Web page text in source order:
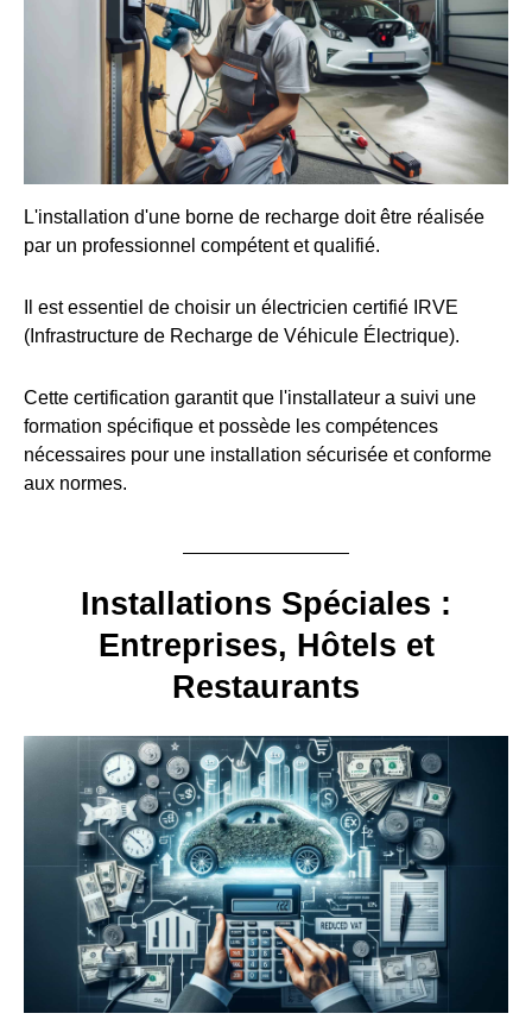
L'installation d'une borne de recharge doit être réalisée
par un professionnel compétent et qualifié.
Il est essentiel de choisir un électricien certifié IRVE
(Infrastructure de Recharge de Véhicule Électrique).
Cette certification garantit que l'installateur a suivi une
formation spécifique et possède les compétences
nécessaires pour une installation sécurisée et conforme
aux normes.
Installations Spéciales :
Entreprises, Hôtels et
Restaurants